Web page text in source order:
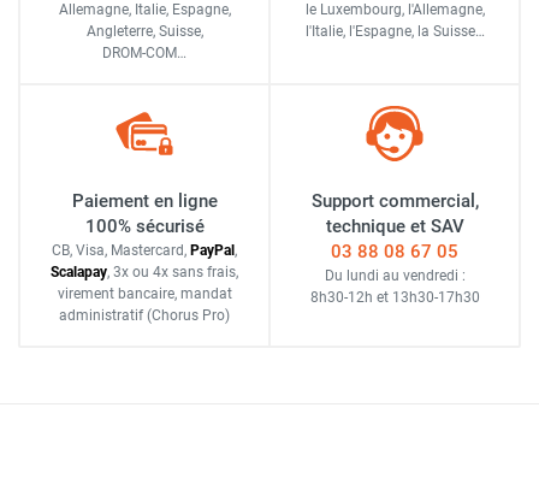
Allemagne, Italie, Espagne,
Angleterre, Suisse,
DROM-COM…
le Luxembourg, l'Allemagne,
l'Italie, l'Espagne, la Suisse…
Paiement en ligne
100% sécurisé
CB, Visa, Mastercard, PayPal ,
Scalapay, 3x ou 4x sans frais,
virement bancaire, mandat
administratif (Chorus Pro)
Support commercial,
technique et SAV
03 88 08 67 05
Du lundi au vendredi :
8h30-12h et 13h30-17h30